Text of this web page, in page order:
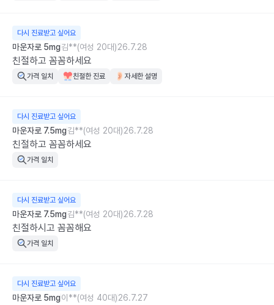
다시 진료받고 싶어요
마운자로 5mg김**(여성 20대)26.7.28
친절하고 꼼꼼하세요
가격 일치 친절한 진료 자세한 설명
다시 진료받고 싶어요
마운자로 7.5mg김**(여성 20대)26.7.28
친절하고 꼼꼼하세요
가격 일치
다시 진료받고 싶어요
마운자로 7.5mg김**(여성 20대)26.7.28
친절하시고 꼼꼼해요
가격 일치
다시 진료받고 싶어요
마운자로 5mg이**(여성 40대)26.7.27